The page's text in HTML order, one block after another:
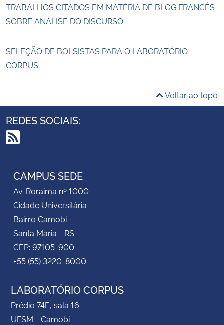
Banco Central do Brasil
TRABALHOS CITADOS EM MATÉRIA DE BLOG FRANCÊS
SOBRE ANÁLISE DO DISCURSO
SELEÇÃO DE BOLSISTAS PARA O LABORATÓRIO
CORPUS
Voltar ao topo
REDES SOCIAIS:
RSS
CAMPUS SEDE
Av. Roraima nº 1000
Cidade Universitária
Bairro Camobi
Santa Maria - RS
CEP: 97105-900
+55 (55) 3220-8000
LABORATÓRIO CORPUS
Prédio 74E, sala 16.
UFSM - Camobi